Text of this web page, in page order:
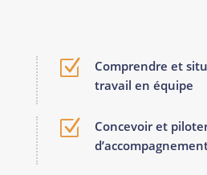
Z
Comprendre et
travail en équipe
Z
Concevoir et